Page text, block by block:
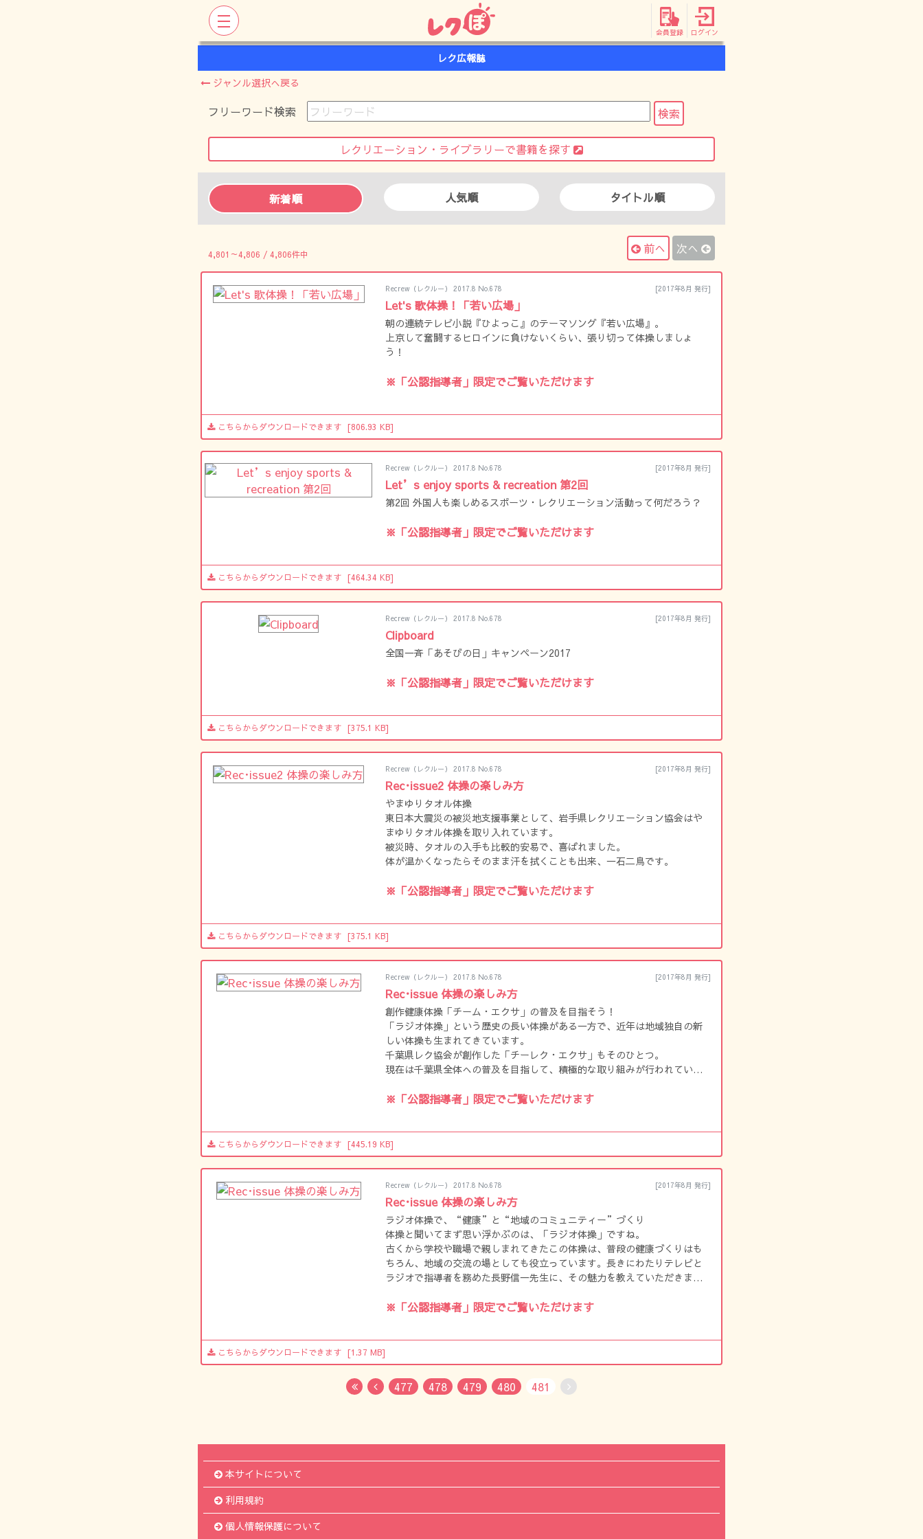
会員登録 ログイン
レク広報誌
ジャンル選択へ戻る
フリーワード検索
レクリエーション・ライブラリーで書籍を探す
新着順 人気順 タイトル順
4,801～4,806 / 4,806件中 前へ 次へ
Recrew（レクルー） 2017.8 No.678 [2017年8月 発行]
Let's 歌体操！「若い広場」
朝の連続テレビ小説『ひよっこ』のテーマソング『若い広場』。
上京して奮闘するヒロインに負けないくらい、張り切って体操しましょ
う！
※「公認指導者」限定でご覧いただけます
こちらからダウンロードできます [806.93 KB]
Recrew（レクルー） 2017.8 No.678 [2017年8月 発行]
Let’s enjoy sports & recreation 第2回
第2回 外国人も楽しめるスポーツ・レクリエーション活動って何だろう？
※「公認指導者」限定でご覧いただけます
こちらからダウンロードできます [464.34 KB]
Recrew（レクルー） 2017.8 No.678 [2017年8月 発行]
Clipboard
全国一斉「あそびの日」キャンペーン2017
※「公認指導者」限定でご覧いただけます
こちらからダウンロードできます [375.1 KB]
Recrew（レクルー） 2017.8 No.678 [2017年8月 発行]
Rec･issue2 体操の楽しみ方
やまゆりタオル体操
東日本大震災の被災地支援事業として、岩手県レクリエーション協会はや
まゆりタオル体操を取り入れています。
被災時、タオルの入手も比較的安易で、喜ばれました。
体が温かくなったらそのまま汗を拭くことも出来、一石二鳥です。
※「公認指導者」限定でご覧いただけます
こちらからダウンロードできます [375.1 KB]
Recrew（レクルー） 2017.8 No.678 [2017年8月 発行]
Rec･issue 体操の楽しみ方
創作健康体操「チーム・エクサ」の普及を目指そう！
「ラジオ体操」という歴史の長い体操がある一方で、近年は地域独自の新
しい体操も生まれてきています。
千葉県レク協会が創作した「チーレク・エクサ」もそのひとつ。
現在は千葉県全体への普及を目指して、積極的な取り組みが行われていま
※「公認指導者」限定でご覧いただけます
こちらからダウンロードできます [445.19 KB]
Recrew（レクルー） 2017.8 No.678 [2017年8月 発行]
Rec･issue 体操の楽しみ方
ラジオ体操で、“健康”と“地域のコミュニティー”づくり
体操と聞いてまず思い浮かぶのは、「ラジオ体操」ですね。
古くから学校や職場で親しまれてきたこの体操は、普段の健康づくりはも
ちろん、地域の交流の場としても役立っています。長きにわたりテレビと
ラジオで指導者を務めた長野信一先生に、その魅力を教えていただきまし
※「公認指導者」限定でご覧いただけます
こちらからダウンロードできます [1.37 MB]
FirstPrevious
477 478 479 480 481 No Next
本サイトについて
利用規約
個人情報保護について